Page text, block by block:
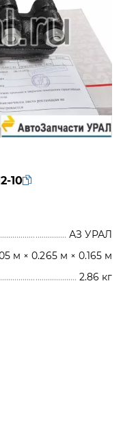
10
АЗ УРАЛ
м × 0.265 м × 0.165 м
2.86 кг